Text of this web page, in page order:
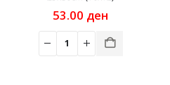
53.00 ден